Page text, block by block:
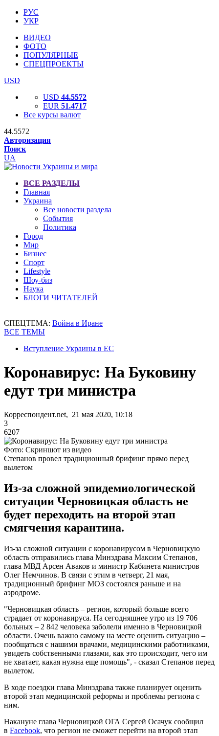
РУС
УКР
ВИДЕО
ФОТО
ПОПУЛЯРНЫЕ
СПЕЦПРОЕКТЫ
USD
USD 44.5572
EUR 51.4717
Все курсы валют
44.5572
Авторизация
Поиск
UA
ВСЕ РАЗДЕЛЫ
Главная
Украина
Все новости раздела
События
Политика
Город
Мир
Бизнес
Спорт
Lifestyle
Шоу-биз
Наука
БЛОГИ ЧИТАТЕЛЕЙ
СПЕЦТЕМА: Война в Иране
ВСЕ ТЕМЫ
Вступление Украины в ЕС
Коронавирус: На Буковину
едут три министра
Корреспондент.net, 21 мая 2020, 10:18
3
6207
Фото: Скриншот из видео
Степанов провел традиционный брифинг прямо перед
вылетом
Из-за сложной эпидемиологической
ситуации Черновицкая область не
будет переходить на второй этап
смягчения карантина.
Из-за сложной ситуации с коронавирусом в Черновицкую
область отправились глава Минздрава Максим Степанов,
глава МВД Арсен Аваков и министр Кабинета министров
Олег Немчинов. В связи с этим в четверг, 21 мая,
традиционный брифинг МОЗ состоялся раньше и на
аэродроме.
"Черновицкая область – регион, который больше всего
страдает от коронавируса. На сегодняшнее утро из 19 706
больных – 2 842 человека заболели именно в Черновицкой
области. Очень важно самому на месте оценить ситуацию –
пообщаться с нашими врачами, медицинскими работниками,
увидеть собственными глазами, как это происходит, чего им
не хватает, какая нужна еще помощь", - сказал Степанов перед
вылетом.
В ходе поездки глава Минздрава также планирует оценить
второй этап медицинской реформы и проблемы региона с
ним.
Накануне глава Черновицкой ОГА Сергей Осачук сообщил
в Facebook, что регион не сможет перейти на второй этап